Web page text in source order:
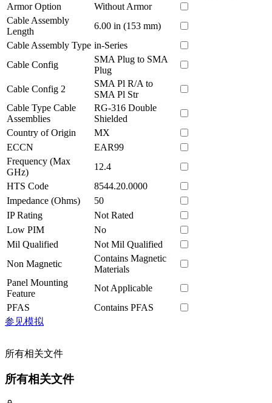
Armor Option
Without Armor
Cable Assembly
Length
6.00 in (153 mm)
Cable Assembly Type in-Series
Cable Config
SMA Plug to SMA
Plug
Cable Config 2
SMA Pl R/A to
SMA Pl Str
Cable Type Cable
Assemblies
RG-316 Double
Shielded
Country of Origin
MX
ECCN
EAR99
Frequency (Max
GHz)
12.4
HTS Code
8544.20.0000
Impedance (Ohms)
50
IP Rating
Not Rated
Low PIM
No
Mil Qualified
Not Mil Qualified
Non Magnetic
Contains Magnetic
Materials
Panel Mounting
Feature
Not Applicable
PFAS
Contains PFAS
参见模拟
所有相关文件
所有相关文件